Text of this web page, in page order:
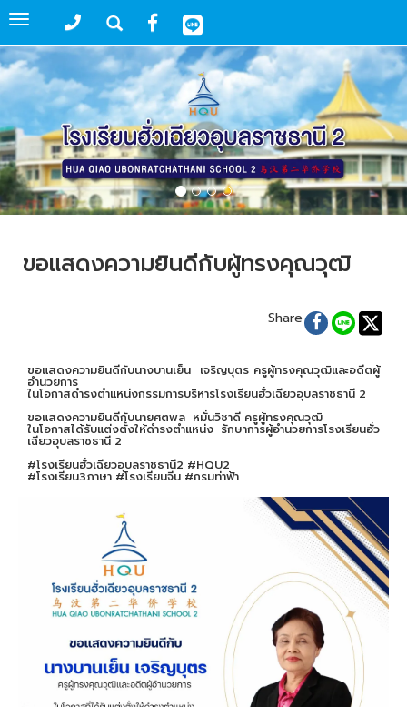
Toggle
navigation
ขอแสดงความยินดีกับผู้ทรงคุณวุฒิ
Share
ขอแสดงความยินดีกับนางบานเย็น เจริญบุตร ครูผู้ทรงคุณวุฒิและอดีตผู้
อำนวยการ
ในโอกาสดำรงตำแหน่งกรรมการบริหารโรงเรียนฮั่วเฉียวอุบลราชธานี 2
ขอแสดงความยินดีกับนายศตพล หมั่นวิชาดี ครูผู้ทรงคุณวุฒิ
ในโอกาสได้รับแต่งตั้งให้ดำรงตำแหน่ง รักษาการผู้อำนวยการโรงเรียนฮั่ว
เฉียวอุบลราชธานี 2
#โรงเรียนฮั่วเฉียวอุบลราชธานี2 #HQU2
#โรงเรียน3ภาษา #โรงเรียนจีน #กรมท่าฟ้า